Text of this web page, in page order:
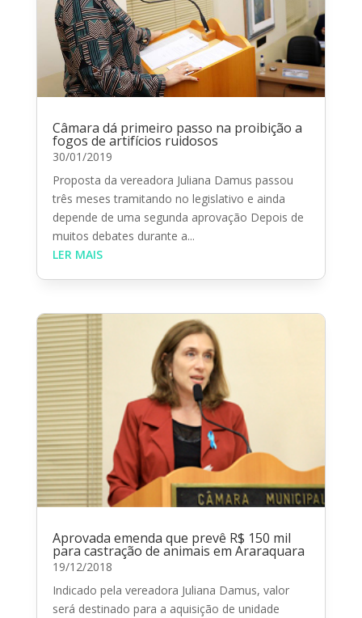
Câmara dá primeiro passo na proibição a
fogos de artifícios ruidosos
30/01/2019
Proposta da vereadora Juliana Damus passou
três meses tramitando no legislativo e ainda
depende de uma segunda aprovação Depois de
muitos debates durante a...
LER MAIS
Aprovada emenda que prevê R$ 150 mil
para castração de animais em Araraquara
19/12/2018
Indicado pela vereadora Juliana Damus, valor
será destinado para a aquisição de unidade